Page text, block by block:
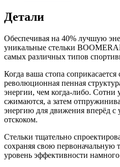
Детали
Обеспечивая на 40% лучшую
уникальные стельки
самых различных типов
Когда ваша стопа
революционная пенная
энергии, чем когда-либо.
сжимаются, а затем
энергию для движения вперёд с
отскоком.
Стельки тщательно
сохраняя свою
уровень эффективности